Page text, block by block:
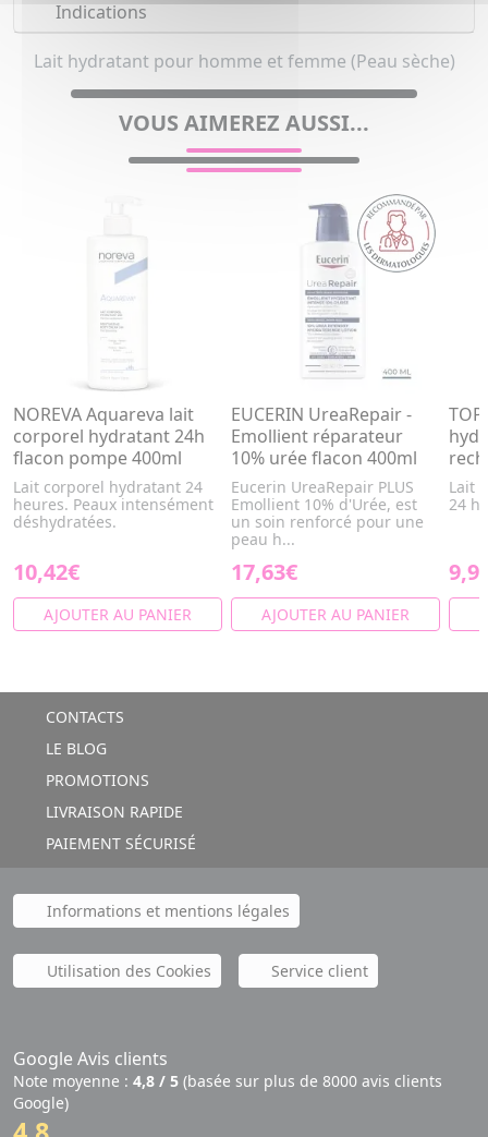
Indications
Lait hydratant pour homme et femme (Peau sèche)
VOUS AIMEREZ AUSSI...
NOREVA Aquareva lait
corporel hydratant 24h
flacon pompe 400ml
Lait corporel hydratant 24
heures. Peaux intensément
déshydratées.
10,42€
AJOUTER AU PANIER
EUCERIN UreaRepair -
Emollient réparateur
10% urée flacon 400ml
Eucerin UreaRepair PLUS
Emollient 10% d'Urée, est
un soin renforcé pour une
peau h...
17,63€
AJOUTER AU PANIER
Lait
24
CONTACTS
LE BLOG
PROMOTIONS
LIVRAISON RAPIDE
PAIEMENT SÉCURISÉ
Informations et mentions légales
Utilisation des Cookies Service client
Google Avis clients
Note moyenne : 4,8 / 5 (basée sur plus de 8000 avis clients
Google)